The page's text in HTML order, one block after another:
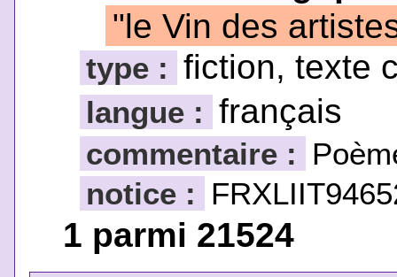
"le Vin des
type : fiction, texte
langue : français
commentaire :
notice :
1 parmi 21524